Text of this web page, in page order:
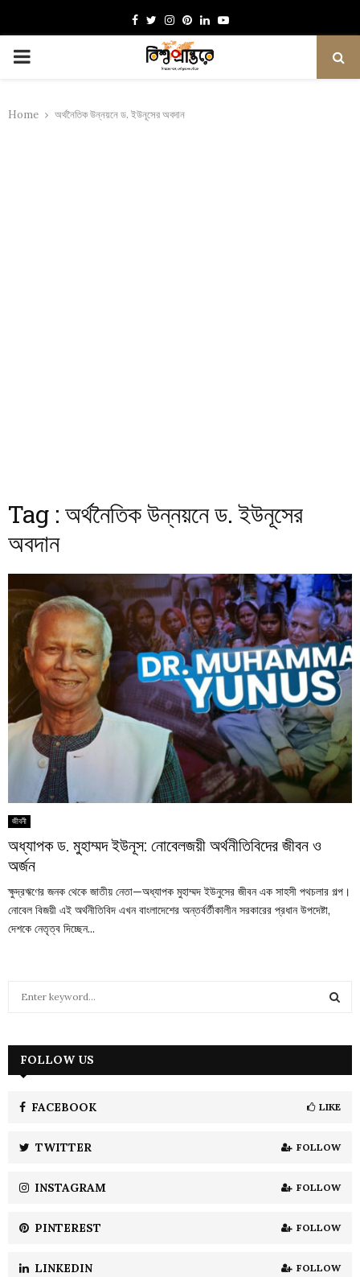
Facebook
TwitterInstagram
Pinterest
LinkedinYoutube
PRIMARY
Home অর্থনৈতিক উন্নয়নে ড. ইউনূসের অবদান
Tag : অর্থনৈতিক উন্নয়নে ড. ইউনূসের
অবদান
জীবনী
অধ্যাপক ড. মুহাম্মদ ইউনূস: নোবেলজয়ী অর্থনীতিবিদের জীবন ও
অর্জন
ক্ষুদ্রঋণের জনক থেকে জাতীয় নেতা—অধ্যাপক মুহাম্মদ ইউনুসের জীবন এক সাহসী পথচলার গল্প।
নোবেল বিজয়ী এই অর্থনীতিবিদ এখন বাংলাদেশের অন্তর্বর্তীকালীন সরকারের প্রধান উপদেষ্টা,
দেশকে নেতৃত্ব দিচ্ছেন...
h
H
FOLLOW US
FACEBOOK LIKE
TWITTER FOLLOW
INSTAGRAM FOLLOW
PINTEREST FOLLOW
LINKEDIN FOLLOW